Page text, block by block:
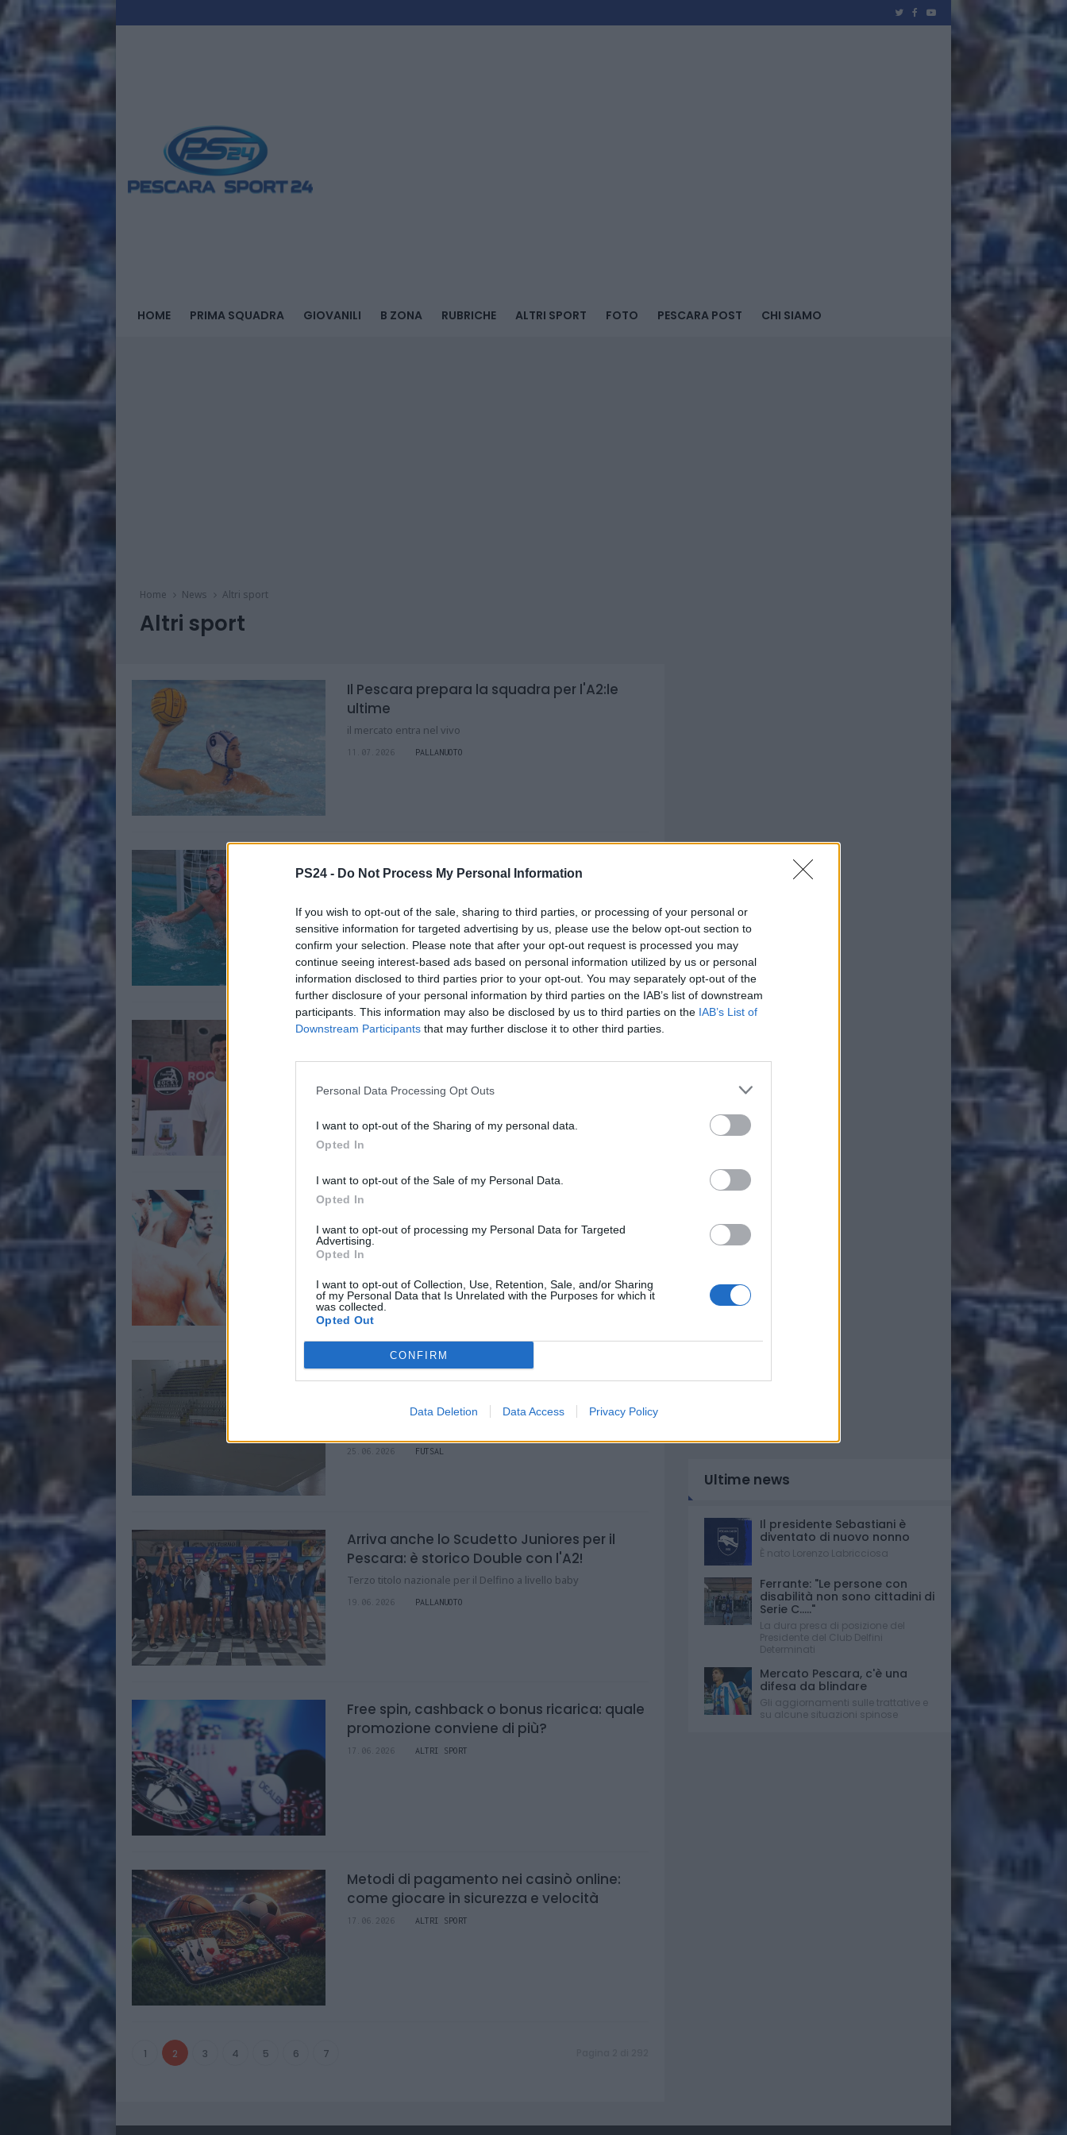
PS24 - Do Not Process My Personal Information
If you wish to opt-out of the sale, sharing to third parties, or processing of your personal or
sensitive information for targeted advertising by us, please use the below opt-out section to
confirm your selection. Please note that after your opt-out request is processed you may
continue seeing interest-based ads based on personal information utilized by us or personal
information disclosed to third parties prior to your opt-out. You may separately opt-out of the
further disclosure of your personal information by third parties on the IAB’s list of downstream
participants. This information may also be disclosed by us to third parties on the IAB’s List of
Downstream Participants that may further disclose it to other third parties.
Personal Data Processing Opt Outs
I want to opt-out of the Sharing of my personal data.
Opted In
I want to opt-out of the Sale of my Personal Data.
Opted In
I want to opt-out of processing my Personal Data for Targeted
Advertising.
Opted In
I want to opt-out of Collection, Use, Retention, Sale, and/or Sharing
of my Personal Data that Is Unrelated with the Purposes for which it
was collected.
Opted Out
CONFIRM
Data Deletion Data Access Privacy Policy
HOME PRIMA SQUADRA GIOVANILI B ZONA RUBRICHE ALTRI SPORT FOTO PESCARA POST CHI SIAMO
Home News Altri sport
Altri sport
Il Pescara prepara la squadra per l'A2:le
ultime
il mercato entra nel vivo
11.07.2026 PALLANUOTO
racconta
Fontecchio rinnova e resta a Miami:
03.07.2026 BASKET
Decimo Scudetto per il pescarese Di Fulvio,
Sarà il nuovo gioiello del Barcellona
16 Nazioni, 108 squadre, oltre 2.500
meglio del futsal giovanile mondiale!
25.06.2026 FUTSAL
Arriva anche lo Scudetto Juniores per il
Pescara: è storico Double con l'A2!
Terzo titolo nazionale per il Delfino a livello baby
19.06.2026 PALLANUOTO
Free spin, cashback o bonus ricarica: quale
promozione conviene di più?
17.06.2026 ALTRI SPORT
Metodi di pagamento nei casinò online:
come giocare in sicurezza e velocità
17.06.2026 ALTRI SPORT
1 2 3 4 5 6 7
Ultime news
Il presidente Sebastiani è
diventato di nuovo nonno
È nato Lorenzo Labricciosa
Ferrante: "Le persone con
disabilità non sono cittadini di
Serie C....."
La dura presa di posizione del
Presidente del Club Delfini
Determinati
Mercato Pescara, c'è una
difesa da blindare
Gli aggiornamenti sulle trattative e
su alcune situazioni spinose